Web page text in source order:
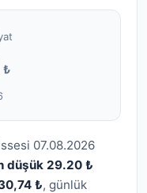
₺
07.08.2026
düşük 29.20 ₺
₺, günlük